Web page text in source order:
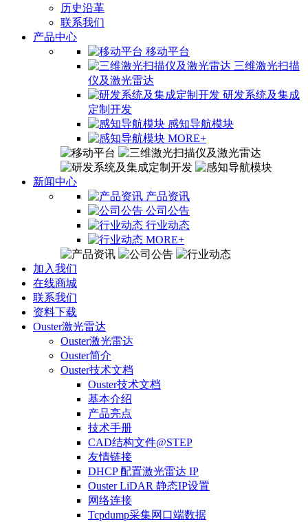
历史沿革
联系我们
产品中心
移动平台
三维激光扫描
仪及激光雷达
研发系统及集成
定制开发
感知导航模块
MORE+
新闻中心
产品资讯
公司公告
行业动态
MORE+
加入我们
在线商城
联系我们
资料下载
Ouster激光雷达
Ouster激光雷达
Ouster简介
Ouster技术文档
Ouster技术文档
基本介绍
产品亮点
技术手册
CAD结构文件@STEP
友情链接
DHCP 配置激光雷达 IP
Ouster LiDAR 静态IP设置
网络连接
Tcpdump采集网口端数据